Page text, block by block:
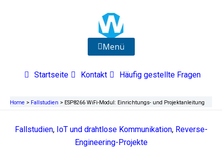
Menü
Startseite Kontakt Häufig gestellte Fragen
Home > Fallstudien > ESP8266 WiFi-Modul: Einrichtungs- und Projektanleitung
Fallstudien, IoT und drahtlose Kommunikation, Reverse-
Engineering-Projekte